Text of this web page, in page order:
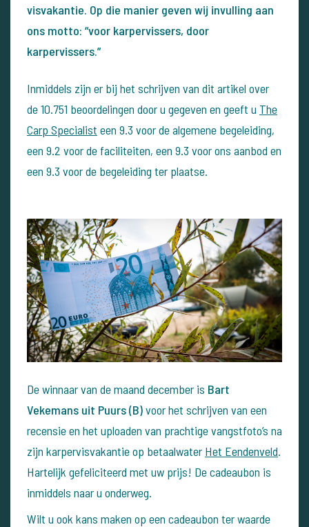
visvakantie. Op die manier geven wij invulling aan
ons motto: “voor karpervissers, door
karpervissers.”
Inmiddels zijn er bij het schrijven van dit artikel over
de 10.751 beoordelingen door u gegeven en geeft u The
Carp Specialist een 9.3 voor de algemene begeleiding,
een 9.2 voor de faciliteiten, een 9.3 voor ons aanbod en
een 9.3 voor de begeleiding ter plaatse.
De winnaar van de maand december is Bart
Vekemans uit Puurs (B)voor het schrijven van een
recensie en het uploaden van prachtige vangstfoto’s na
zijn karpervisvakantie op betaalwater Het Eendenveld.
Hartelijk gefeliciteerd met uw prijs! De cadeaubon is
inmiddels naar u onderweg.
Wilt u ook kans maken op een cadeaubon ter waarde